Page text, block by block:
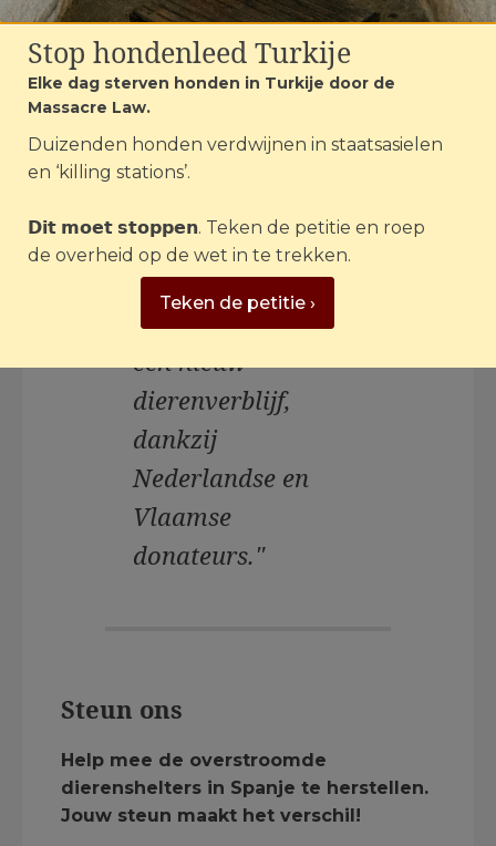
opvang is grotendeels verwoest. Een
hond, drie varkens en een geit hebben de
ramp niet overleefd. De andere dieren zijn
tijdelijk ergens anders onder gebracht.
Karen Soeters:
"We kunnen daar
direct aan de slag
met de opbouw van
een nieuw
dierenverblijf,
dankzij
Nederlandse en
Vlaamse
donateurs."
Steun ons
Help mee de overstroomde
dierenshelters in Spanje te herstellen.
Jouw steun maakt het verschil!
Stop hondenleed Turkije
Elke dag sterven honden in Turkije door de
Massacre Law.
Duizenden honden verdwijnen in staatsasielen
en ‘killing stations’.
𝗗𝗶𝘁 𝗺𝗼𝗲𝘁 𝘀𝘁𝗼𝗽𝗽𝗲𝗻. Teken de petitie en roep
de overheid op de wet in te trekken.
Teken de petitie ›